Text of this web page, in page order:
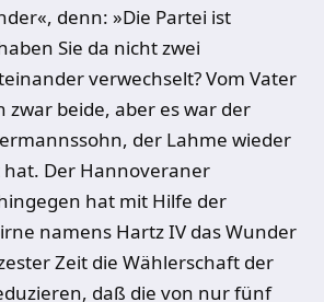
denn: »Die Partei ist
Sie da nicht zwei
verwechselt? Vom Vater
zwar beide, aber es war der
der Lahme wieder
Der Hannoveraner
hat mit Hilfe der
namens Hartz IV das Wunder
Zeit die Wählerschaft der
daß die von nur fünf